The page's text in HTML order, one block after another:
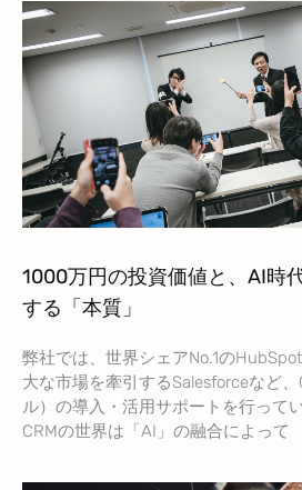
1000万円の投資価値と、AI時
する「本質」
弊社では、世界シェアNo.1の
大な市場を牽引するSalesforceなど
ル）の導入・活用サポートを行って
CRMの世界は「AI」の融合によって